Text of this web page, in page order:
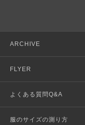
ARCHIVE
FLYER
よくある質問Q&A
服のサイズの測り方